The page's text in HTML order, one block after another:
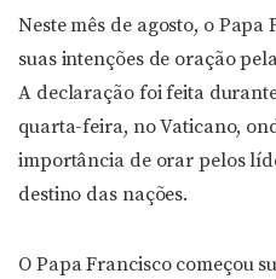
Neste mês de agosto, o
suas intenções de oração
A declaração foi feita
quarta-feira, no Vaticano,
importância de orar pelos
destino das nações.
O Papa Francisco começou